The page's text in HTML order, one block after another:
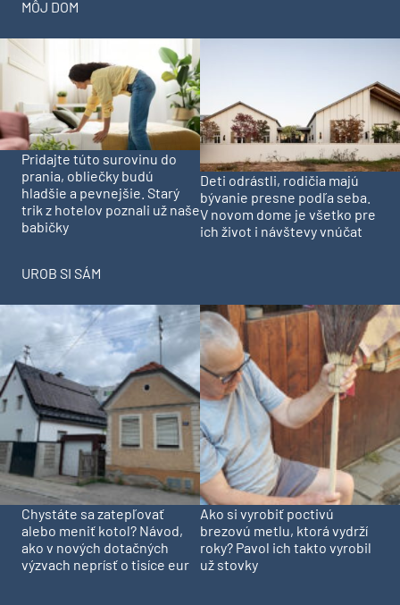
MÔJ DOM
Pridajte túto surovinu do
prania, obliečky budú
hladšie a pevnejšie. Starý
trik z hotelov poznali už naše
babičky
Deti odrástli, rodičia majú
bývanie presne podľa seba.
V novom dome je všetko pre
ich život i návštevy vnúčat
UROB SI SÁM
Chystáte sa zatepľovať
alebo meniť kotol? Návod,
ako v nových dotačných
výzvach neprísť o tisíce eur
Ako si vyrobiť poctivú
brezovú metlu, ktorá vydrží
roky? Pavol ich takto vyrobil
už stovky